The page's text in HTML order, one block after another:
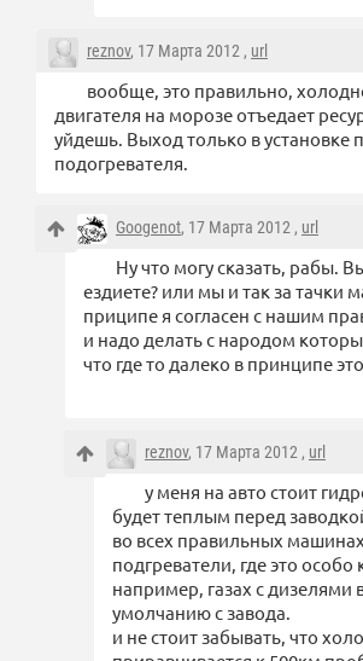
reznov, 17 Марта 2012 , url
вообще, это правильно,
двигателя на морозе отъедает
уйдешь. Выход только в установке
подогревателя.
Googenot, 17 Марта 2012 , url
Ну что могу сказать, рабы.
ездиете? или мы и так за тачки
приципе я согласен с нашим
и надо делать с народом
что где то далеко в принципе
reznov, 17 Марта 2012 , url
у меня на авто стоит
будет теплым перед
во всех правильных
подгреватели, где это особо
например, газах с дизелями
умолчанию с завода.
и не стоит забывать, что